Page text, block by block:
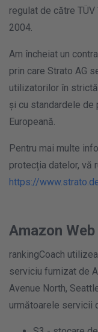
regulat de către
2004.
Am încheiat un
prin care Strato AG
utilizatorilor în
și cu standardele de
Europeană.
Pentru mai multe
protecția datelor, vă
https://
Amazon
rankingCoach
serviciu furnizat de
Avenue North,
următoarele servicii